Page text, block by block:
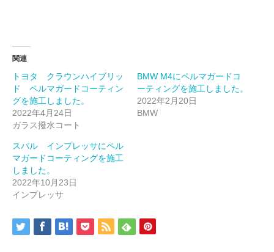
関連
トヨタ クラウンハイブリッ
ド ペルマガードコーティン
グを施工しました。
2022年4月24日
ガラス撥水コート
BMW M4にペルマガードコ
ーティングを施工しました。
2022年2月20日
BMW
スバル インプレッサにペル
マガードコーティングを施工
しました。
2022年10月23日
インプレッサ